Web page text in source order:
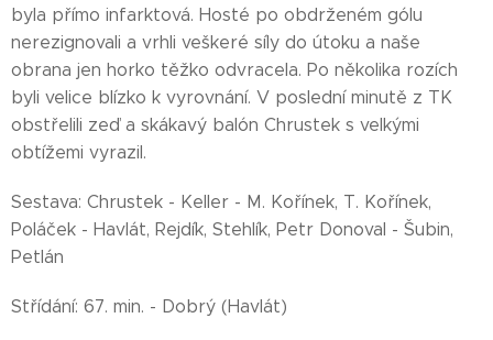
byla přímo infarktová. Hosté po obdrženém gólu
nerezignovali a vrhli veškeré síly do útoku a naše
obrana jen horko těžko odvracela. Po několika rozích
byli velice blízko k vyrovnání. V poslední minutě z TK
obstřelili zeď a skákavý balón Chrustek s velkými
obtížemi vyrazil.
Sestava: Chrustek - Keller - M. Kořínek, T. Kořínek,
Poláček - Havlát, Rejdík, Stehlík, Petr Donoval - Šubin,
Petlán
Střídání: 67. min. - Dobrý (Havlát)